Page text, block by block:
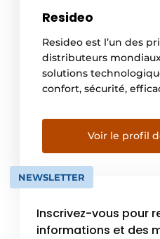
Resideo
Resideo est l’un des
distributeurs
solutions
confort, sécurité,
S’appuyant sur un
Resideo est présent
de foyers, avec 15
installés dans les
Voir le profil
NEWSLETTER
Inscrivez-vous pour
informations et des